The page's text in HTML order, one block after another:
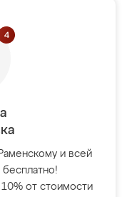
и всей
от стоимости